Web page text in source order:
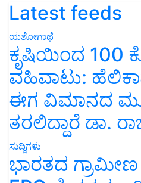
Latest feeds
ಯಶೋಗಾಥೆ
ಕೃಷಿಯಿಂದ 100
ವಹಿವಾಟು:
ಈಗ ವಿಮಾನದ
ತರಲಿದ್ದಾರೆ ಡಾ.
ಸುದ್ದಿಗಳು
ಭಾರತದ